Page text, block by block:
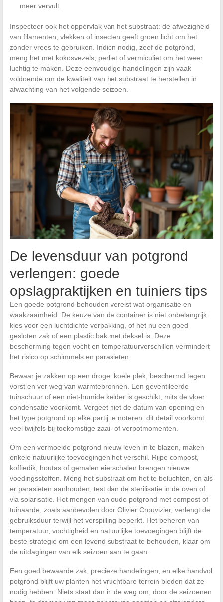
meer vervult.
Inspecteer ook het oppervlak van het substraat: de afwezigheid
van filamenten, vlekken of insecten geeft groen licht om het
zonder vrees te gebruiken. Indien nodig, zeef de potgrond,
meng het met kokosvezels, perliet of vermiculiet om het weer
luchtig te maken. Deze eenvoudige handelingen zijn vaak
voldoende om de kwaliteit van het substraat te herstellen in
afwachting van het volgende seizoen.
De levensduur van potgrond
verlengen: goede
opslagpraktijken en tuiniers tips
Een goede potgrond behouden vereist wat organisatie en
waakzaamheid. De keuze van de container is niet onbelangrijk:
kies voor een luchtdichte verpakking, of het nu een goed
gesloten zak of een plastic bak met deksel is. Deze
bescherming tegen vocht en temperatuurverschillen vermindert
het risico op schimmels en parasieten.
Bewaar je zakken op een droge, koele plek, beschermd tegen
vorst en ver weg van warmtebronnen. Een geventileerde
tuinschuur of een niet-humide kelder is geschikt, mits de vloer
condensatie voorkomt. Vergeet niet de datum van opening en
het type potgrond op elke partij te noteren: dit detail voorkomt
veel twijfels bij toekomstige zaai- of verpotmomenten.
Om een vermoeide potgrond nieuw leven in te blazen, maken
enkele natuurlijke toevoegingen het verschil. Rijpe compost,
koffiedik, houtas of gemalen eierschalen brengen nieuwe
voedingsstoffen. Meng het substraat om het te beluchten, en als
er parasieten aanhouden, test dan de sterilisatie in de oven of
via solarisatie. Het mengen van oude potgrond met compost of
tuinaarde, zoals aanbevolen door Olivier Crouvizier, verlengt de
gebruiksduur terwijl het verspilling beperkt. Het beheren van
temperatuur, vochtigheid en natuurlijke toevoegingen blijft de
beste strategie om een levend substraat te behouden, klaar om
de uitdagingen van elk seizoen aan te gaan.
Een goed bewaarde zak, precieze handelingen, en elke handvol
potgrond blijft uw planten het vruchtbare terrein bieden dat ze
nodig hebben. Niets staat dan in de weg om, door de seizoenen